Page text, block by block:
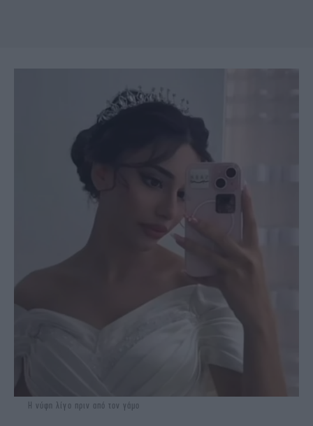
Η νύφη λίγο πριν από τον γάμο